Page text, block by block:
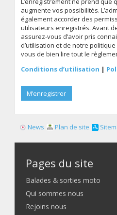
augmente vos possibilités.
également accorder des
utilisateurs enregistrés. Avant
assurez-vous d’avoir pris
d’utilisation et de notre
vous de bien lire tout le
Conditions d’utilisation |
M’enregistrer
News Plan de site
Pages du site
Balades & sorties moto
Qui sommes nous
Rejoins nous